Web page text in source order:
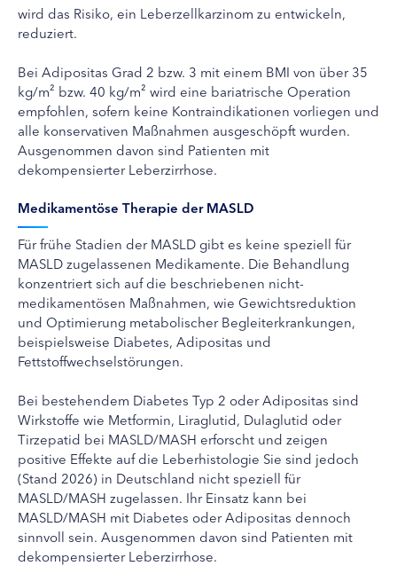
wird das Risiko, ein Leberzellkarzinom zu entwickeln,
reduziert.
Bei Adipositas Grad 2 bzw. 3 mit einem BMI von über 35
kg/m² bzw. 40 kg/m² wird eine bariatrische Operation
empfohlen, sofern keine Kontraindikationen vorliegen und
alle konservativen Maßnahmen ausgeschöpft wurden.
Ausgenommen davon sind Patienten mit
dekompensierter Leberzirrhose.
Medikamentöse Therapie der MASLD
Für frühe Stadien der MASLD gibt es keine speziell für
MASLD zugelassenen Medikamente. Die Behandlung
konzentriert sich auf die beschriebenen nicht-
medikamentösen Maßnahmen, wie Gewichtsreduktion
und Optimierung metabolischer Begleiterkrankungen,
beispielsweise Diabetes, Adipositas und
Fettstoffwechselstörungen.
Bei bestehendem Diabetes Typ 2 oder Adipositas sind
Wirkstoffe wie Metformin, Liraglutid, Dulaglutid oder
Tirzepatid bei MASLD/MASH erforscht und zeigen
positive Effekte auf die Leberhistologie Sie sind jedoch
(Stand 2026) in Deutschland nicht speziell für
MASLD/MASH zugelassen. Ihr Einsatz kann bei
MASLD/MASH mit Diabetes oder Adipositas dennoch
sinnvoll sein. Ausgenommen davon sind Patienten mit
dekompensierter Leberzirrhose.